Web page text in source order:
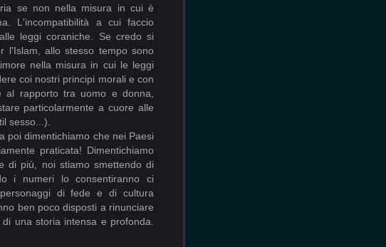
se non nella misura in cui è
L'incompatibilità a cui faccio
leggi coraniche. Se credo si
l'Islam, allo stesso tempo sono
nella misura in cui le leggi
coi nostri principi morali e con
al rapporto tra uomo e donna,
particolarmente a cuore alle
sesso...).
poi dimentichiamo che nei Paesi
praticata! Dimentichiamo
di più, noi stiamo smettendo di
i numeri lo consentiranno ci
di fede e di cultura
ben poco disposti a rinunciare
una storia intensa e profonda.